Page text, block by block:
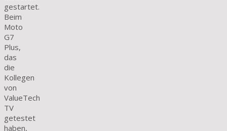
gestartet.
Beim
Moto
G7
Plus,
das
die
Kollegen
von
ValueTech
TV
getestet
haben,